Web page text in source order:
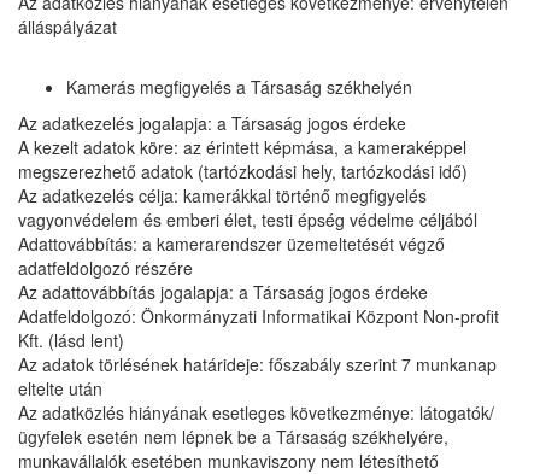
álláspályázat
Kamerás megfigyelés a Társaság székhelyén
Az adatkezelés jogalapja: a Társaság jogos érdeke
A kezelt adatok köre: az érintett képmása, a kameraképpel
megszerezhető adatok (tartózkodási hely, tartózkodási idő)
Az adatkezelés célja: kamerákkal történő megfigyelés
vagyonvédelem és emberi élet, testi épség védelme céljából
Adattovábbítás: a kamerarendszer üzemeltetését végző
adatfeldolgozó részére
Az adattovábbítás jogalapja: a Társaság jogos érdeke
Adatfeldolgozó: Önkormányzati Informatikai Központ Non-profit
Kft. (lásd lent)
Az adatok törlésének határideje: főszabály szerint 7 munkanap
eltelte után
Az adatközlés hiányának esetleges következménye: látogatók/
ügyfelek esetén nem lépnek be a Társaság székhelyére,
munkavállalók esetében munkaviszony nem létesíthető